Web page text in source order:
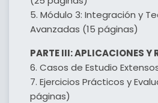
5. Módulo 3: Integración y
Avanzadas (15 páginas)
PARTE III: APLICACIONES Y
6. Casos de Estudio
7. Ejercicios Prácticos y
páginas)